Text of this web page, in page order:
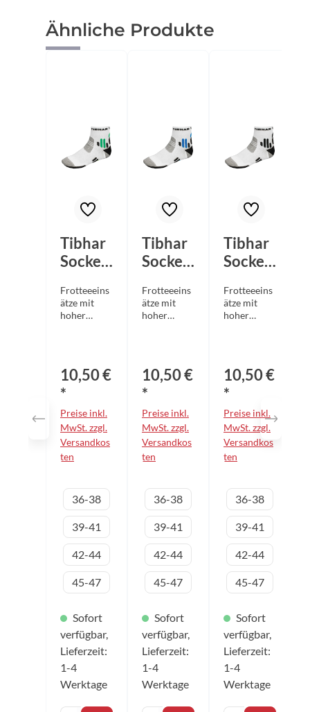
Produktgalerie überspringen
Ähnliche Produkte
Tibhar
Socke
weiß/s
chwarz
Frotteeeins
ätze mit
hoher
Gelenke bei
dynamische
Bewegunge
n Technisch
hochwertig
e und
formstabile
Verwendun
verschieden
Funktionsm
aterialien
Optimaler
Feuchtigkei
tsabtranspo
Nähte
einen
besonderen
Tragekomfo
Anatomisch
10,50 €
*
Preise inkl.
MwSt. zzgl.
Versandkos
ten
Variante auswählen
36-38
39-41
42-44
45-47
Sofort
verfügbar,
Lieferzeit:
1-4
Werktage
Tibhar
Socke
weiß/s
chwarz
Frotteeeins
ätze mit
hoher
Gelenke bei
dynamische
Bewegunge
n Technisch
hochwertig
e und
formstabile
Verwendun
verschieden
Funktionsm
aterialien
Optimaler
Feuchtigkei
tsabtranspo
Nähte
einen
besonderen
Tragekomfo
Anatomisch
10,50 €
*
Preise inkl.
MwSt. zzgl.
Versandkos
ten
Variante auswählen
36-38
39-41
42-44
45-47
Sofort
verfügbar,
Lieferzeit:
1-4
Werktage
Tibhar
Socke
weiß/s
chwarz
Frotteeeins
ätze mit
hoher
Gelenke bei
dynamische
Bewegunge
n Technisch
hochwertig
e und
formstabile
Verwendun
verschieden
Funktionsm
aterialien
Optimaler
Feuchtigkei
tsabtranspo
Nähte
einen
besonderen
Tragekomfo
Anatomisch
10,50 €
*
Preise inkl.
MwSt. zzgl.
Versandkos
ten
Variante
36-38
39-41
42-44
45-47
Sofort
verfügbar,
Lieferzeit:
1-4
Werktage